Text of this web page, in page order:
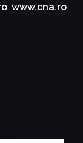
www.cna.ro